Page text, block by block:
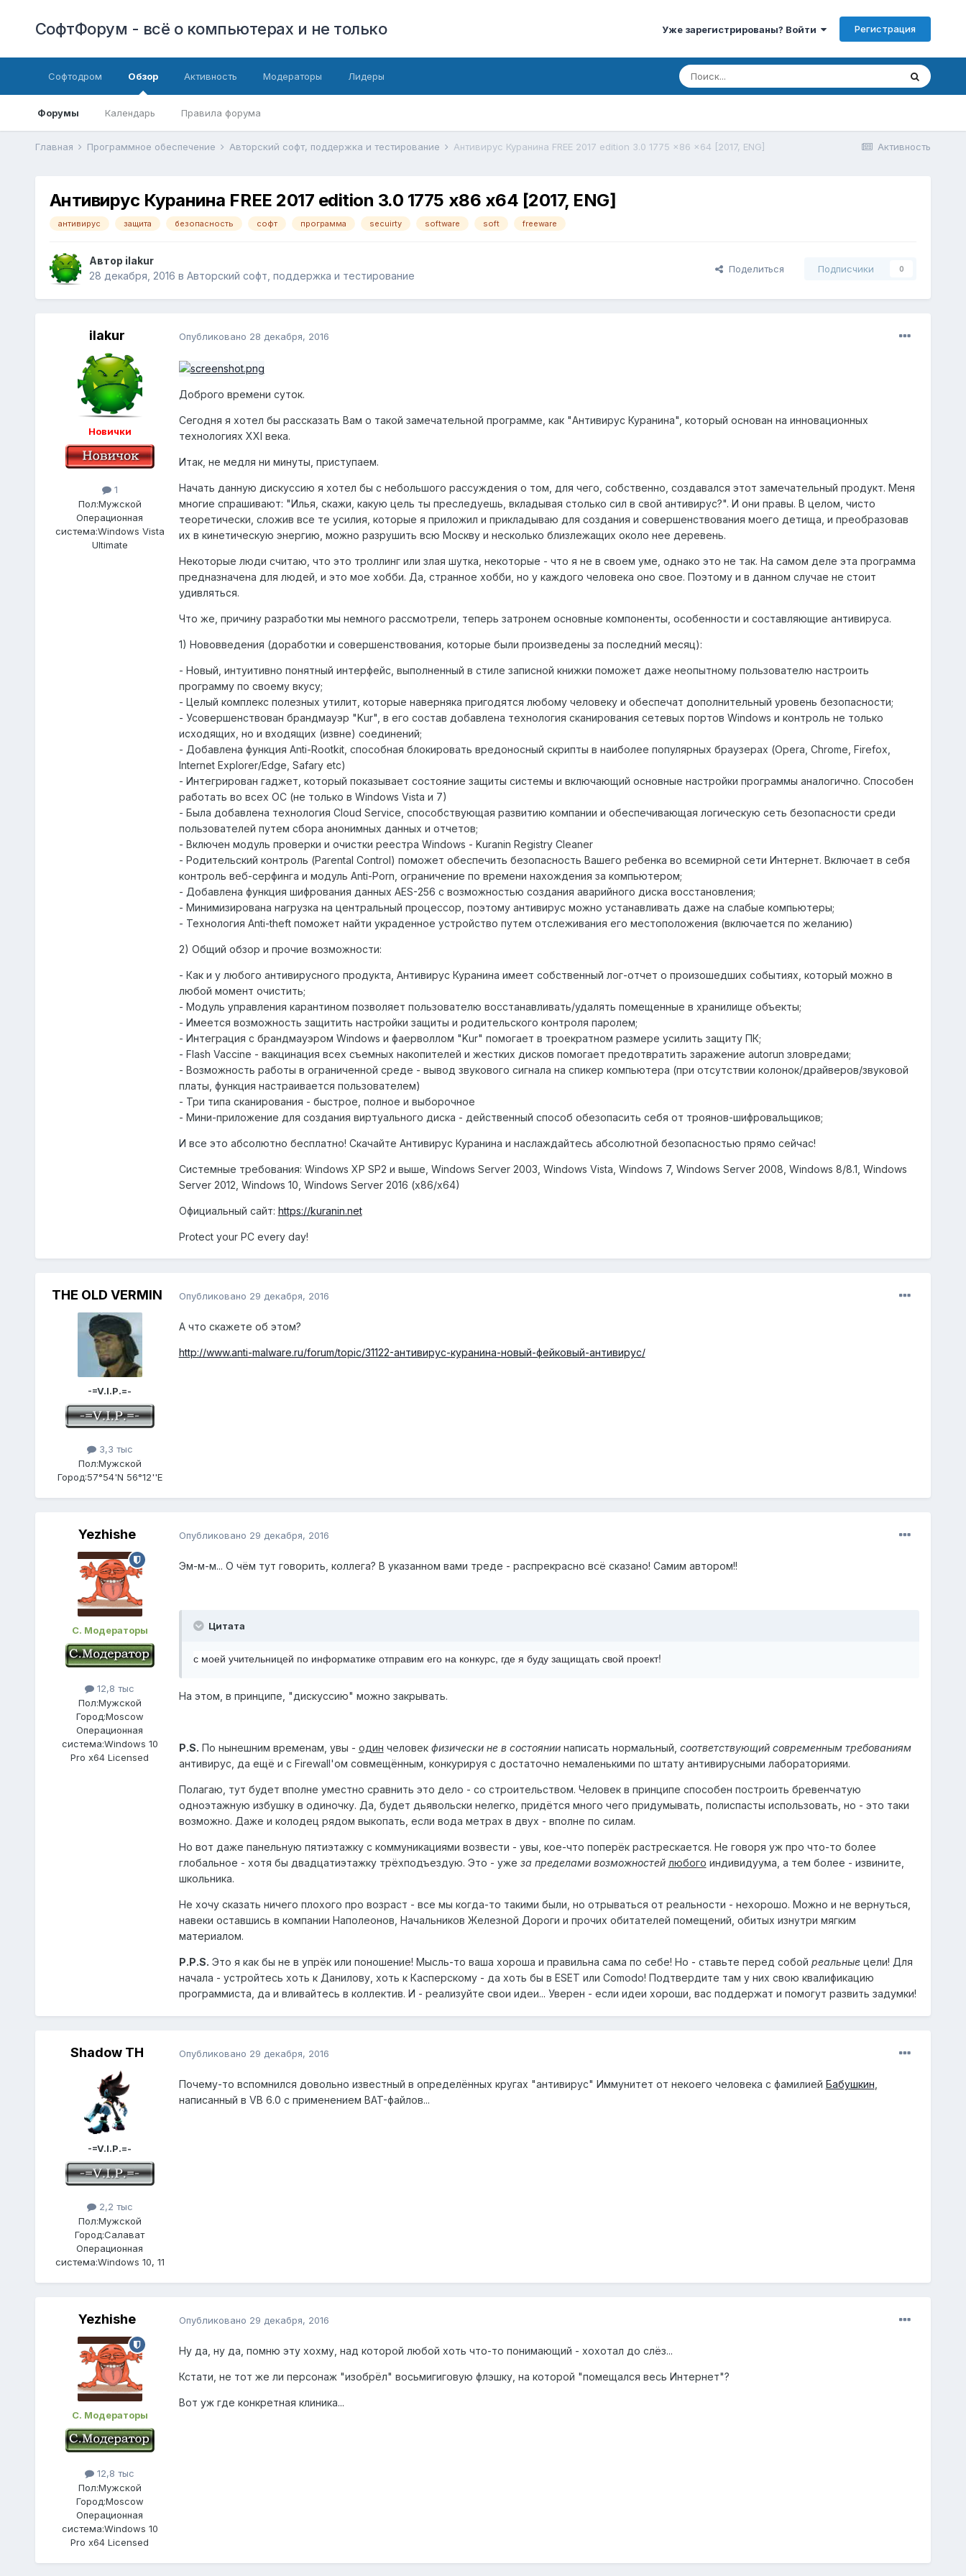
СофтФорум - всё о компьютерах и не только Уже зарегистрированы? Войти Регистрация
Софтодром Обзор
Форумы Календарь Правила форума
Активность Модераторы Лидеры
Активность
Главная Программное обеспечение Авторский софт, поддержка и тестирование Антивирус Куранина FREE 2017 edition 3.0 1775 x86 x64 [2017, ENG]
Антивирус Куранина FREE 2017 edition 3.0 1775 x86 x64 [2017, ENG]
антивирус защита безопасность софт программа secuirty software soft freeware
Автор ilakur
28 декабря, 2016 в Авторский софт, поддержка и тестирование
Поделиться Подписчики 0
ilakur
Новички
1
Пол:Мужской
Операционная
система:Windows Vista
Ultimate
Опубликовано 28 декабря, 2016
Доброго времени суток.
Сегодня я хотел бы рассказать Вам о такой замечательной программе, как "Антивирус Куранина", который основан на инновационных
технологиях XXI века.
Итак, не медля ни минуты, приступаем.
Начать данную дискуссию я хотел бы с небольшого рассуждения о том, для чего, собственно, создавался этот замечательный продукт. Меня
многие спрашивают: "Илья, скажи, какую цель ты преследуешь, вкладывая столько сил в свой антивирус?". И они правы. В целом, чисто
теоретически, сложив все те усилия, которые я приложил и прикладываю для создания и совершенствования моего детища, и преобразовав
их в кинетическую энергию, можно разрушить всю Москву и несколько близлежащих около нее деревень.
Некоторые люди считаю, что это троллинг или злая шутка, некоторые - что я не в своем уме, однако это не так. На самом деле эта программа
предназначена для людей, и это мое хобби. Да, странное хобби, но у каждого человека оно свое. Поэтому и в данном случае не стоит
удивляться.
Что же, причину разработки мы немного рассмотрели, теперь затронем основные компоненты, особенности и составляющие антивируса.
1) Нововведения (доработки и совершенствования, которые были произведены за последний месяц):
- Новый, интуитивно понятный интерфейс, выполненный в стиле записной книжки поможет даже неопытному пользователю настроить
программу по своему вкусу;
- Целый комплекс полезных утилит, которые наверняка пригодятся любому человеку и обеспечат дополнительный уровень безопасности;
- Усовершенствован брандмауэр "Kur", в его состав добавлена технология сканирования сетевых портов Windows и контроль не только
исходящих, но и входящих (извне) соединений;
- Добавлена функция Anti-Rootkit, способная блокировать вредоносный скрипты в наиболее популярных браузерах (Opera, Chrome, Firefox,
Internet Explorer/Edge, Safary etc)
- Интегрирован гаджет, который показывает состояние защиты системы и включающий основные настройки программы аналогично. Способен
работать во всех ОС (не только в Windows Vista и 7)
- Была добавлена технология Cloud Service, способствующая развитию компании и обеспечивающая логическую сеть безопасности среди
пользователей путем сбора анонимных данных и отчетов;
- Включен модуль проверки и очистки реестра Windows - Kuranin Registry Cleaner
- Родительский контроль (Parental Control) поможет обеспечить безопасность Вашего ребенка во всемирной сети Интернет. Включает в себя
контроль веб-серфинга и модуль Anti-Porn, ограничение по времени нахождения за компьютером;
- Добавлена функция шифрования данных AES-256 с возможностью создания аварийного диска восстановления;
- Минимизирована нагрузка на центральный процессор, поэтому антивирус можно устанавливать даже на слабые компьютеры;
- Технология Anti-theft поможет найти украденное устройство путем отслеживания его местоположения (включается по желанию)
2) Общий обзор и прочие возможности:
- Как и у любого антивирусного продукта, Антивирус Куранина имеет собственный лог-отчет о произошедших событиях, который можно в
любой момент очистить;
- Модуль управления карантином позволяет пользователю восстанавливать/удалять помещенные в хранилище объекты;
- Имеется возможность защитить настройки защиты и родительского контроля паролем;
- Интеграция с брандмауэром Windows и фаерволлом "Kur" помогает в троекратном размере усилить защиту ПК;
- Flash Vaccine - вакцинация всех съемных накопителей и жестких дисков помогает предотвратить заражение autorun зловредами;
- Возможность работы в ограниченной среде - вывод звукового сигнала на спикер компьютера (при отсутствии колонок/драйверов/звуковой
платы, функция настраивается пользователем)
- Три типа сканирования - быстрое, полное и выборочное
- Мини-приложение для создания виртуального диска - действенный способ обезопасить себя от троянов-шифровальщиков;
И все это абсолютно бесплатно! Скачайте Антивирус Куранина и наслаждайтесь абсолютной безопасностью прямо сейчас!
Системные требования: Windows XP SP2 и выше, Windows Server 2003, Windows Vista, Windows 7, Windows Server 2008, Windows 8/8.1, Windows
Server 2012, Windows 10, Windows Server 2016 (x86/x64)
Официальный сайт: https://kuranin.net
Protect your PC every day!
THE OLD VERMIN
-=V.I.P.=-
3,3 тыс
Пол:Мужской
Город:57°54'N 56°12''E
Опубликовано 29 декабря, 2016
А что скажете об этом?
http://www.anti-malware.ru/forum/topic/31122-антивирус-куранина-новый-фейковый-антивирус/
Yezhishe
С. Модераторы
12,8 тыс
Пол:Мужской
Город:Moscow
Операционная
система:Windows 10
Pro x64 Licensed
Опубликовано 29 декабря, 2016
Эм-м-м... О чём тут говорить, коллега? В указанном вами треде - распрекрасно всё сказано! Самим автором!!
Цитата
с моей учительницей по информатике отправим его на конкурс, где я буду защищать свой проект!
На этом, в принципе, "дискуссию" можно закрывать.
P.S. По нынешним временам, увы - один человек физически не в состояниинаписать нормальный, соответствующий современным требованиям
антивирус, да ещё и с Firewall'ом совмещённым, конкурируя с достаточно немаленькими по штату антивирусными лабораториями.
Полагаю, тут будет вполне уместно сравнить это дело - со строительством. Человек в принципе способен построить бревенчатую
одноэтажную избушку в одиночку. Да, будет дьявольски нелегко, придётся много чего придумывать, полиспасты использовать, но - это таки
возможно. Даже и колодец рядом выкопать, если вода метрах в двух - вполне по силам.
Но вот даже панельную пятиэтажку с коммуникациями возвести - увы, кое-что поперёк растрескается. Не говоря уж про что-то более
глобальное - хотя бы двадцатиэтажку трёхподъездую. Это - уже за пределами возможностей любого индивидуума, а тем более - извините,
школьника.
Не хочу сказать ничего плохого про возраст - все мы когда-то такими были, но отрываться от реальности - нехорошо. Можно и не вернуться,
навеки оставшись в компании Наполеонов, Начальников Железной Дороги и прочих обитателей помещений, обитых изнутри мягким
материалом.
P.P.S. Это я как бы не в упрёк или поношение! Мысль-то ваша хороша и правильна сама по себе! Но - ставьте перед собой реальныецели! Для
начала - устройтесь хоть к Данилову, хоть к Касперскому - да хоть бы в ESET или Comodo! Подтвердите там у них свою квалификацию
программиста, да и вливайтесь в коллектив. И - реализуйте свои идеи... Уверен - если идеи хороши, вас поддержат и помогут развить задумки!
Shadow TH
-=V.I.P.=-
2,2 тыс
Пол:Мужской
Город:Салават
Операционная
система:Windows 10, 11
Опубликовано 29 декабря, 2016
Почему-то вспомнился довольно известный в определённых кругах "антивирус" Иммунитет от некоего человека с фамилией Бабушкин
написанный в VB 6.0 с применением BAT-файлов...
Yezhishe
С. Модераторы
12,8 тыс
Пол:Мужской
Город:Moscow
Операционная
система:Windows 10
Pro x64 Licensed
Опубликовано 29 декабря, 2016
Ну да, ну да, помню эту хохму, над которой любой хоть что-то понимающий - хохотал до слёз...
Кстати, не тот же ли персонаж "изобрёл" восьмигиговую флэшку, на которой "помещался весь Интернет"?
Вот уж где конкретная клиника...